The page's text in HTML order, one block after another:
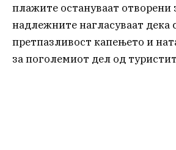
плажите остануваат отворени
надлежните нагласуваат дека
претпазливост капењето и
за поголемиот дел од